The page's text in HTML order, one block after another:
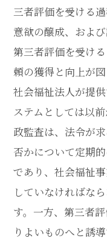
三者評価を受ける
意欲の醸成、およ
第三者評価を受け
頼の獲得と向上が
社会福祉法人が提
ステムとしては以
政監査は、法令が
否かについて定期
であり、社会福祉
していなければな
す。一方、第三者
りよいものへと誘